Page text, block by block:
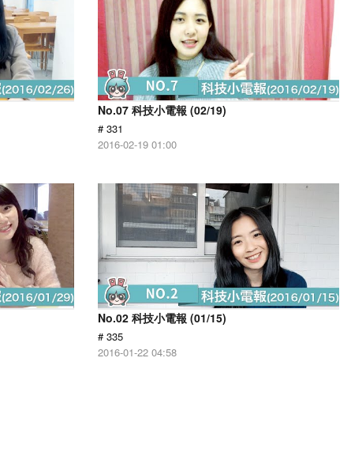
No.07 科技小電報 (02/19)
# 331
2016-02-19 01:00
No.02 科技小電報 (01/15)
# 335
2016-01-22 04:58